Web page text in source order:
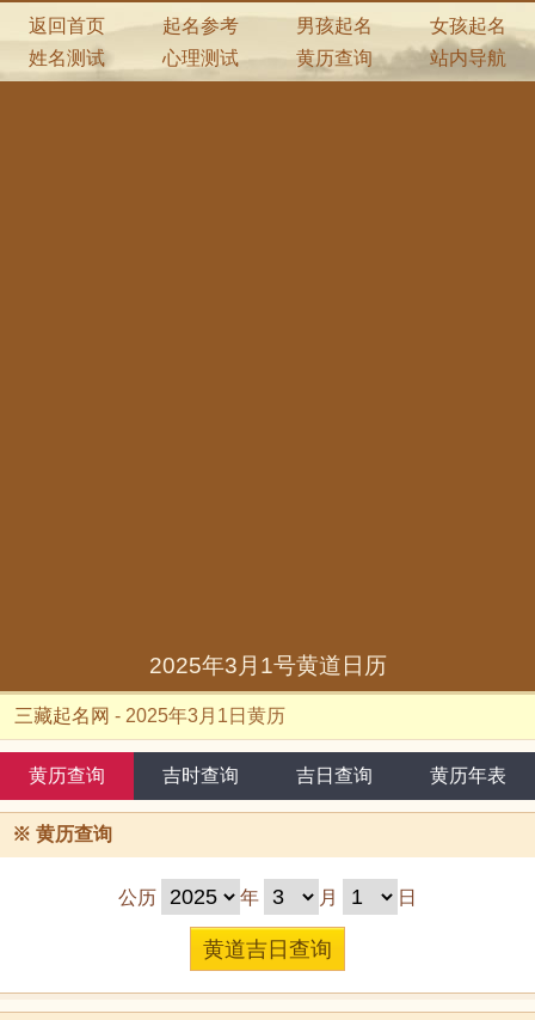
返回首页 起名参考 男孩起名
女孩起名
姓名测试
心理测试 黄历查询 站内导航
2025年3月1号黄道日历
三藏起名网 - 2025年3月1日黄历
黄历查询 吉时查询 吉日查询 黄历年表
※ 黄历查询
公历 年 月 日